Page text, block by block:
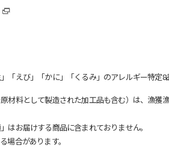
「えび」「かに」「くるみ」のアレルギー特定8
料として製造された加工品も含む）は、漁獲
お届けする商品に含まれておりません。
合があります。